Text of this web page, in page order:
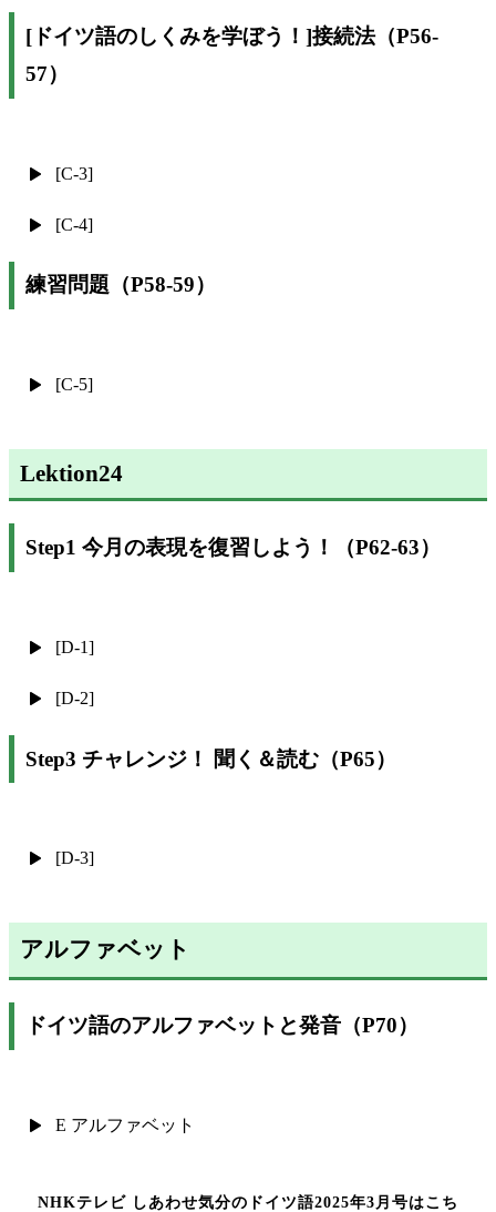
[ドイツ語のしくみを学ぼう！]接続法（P56-
57）
[C-3]
[C-4]
練習問題（P58-59）
[C-5]
Lektion24
Step1 今月の表現を復習しよう！（P62-63）
[D-1]
[D-2]
Step3 チャレンジ！ 聞く＆読む（P65）
[D-3]
アルファベット
ドイツ語のアルファベットと発音（P70）
E アルファベット
NHKテレビ しあわせ気分のドイツ語2025年3月号はこち